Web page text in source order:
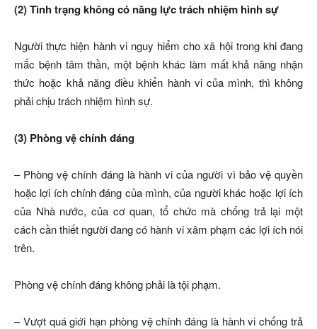
(2) Tình trạng không có năng lực trách nhiệm hình sự
Người thực hiện hành vi nguy hiểm cho xã hội trong khi đang
mắc bệnh tâm thần, một bệnh khác làm mất khả năng nhận
thức hoặc khả năng điều khiển hành vi của mình, thì không
phải chịu trách nhiệm hình sự.
(3) Phòng vệ chính đáng
– Phòng vệ chính đáng là hành vi của người vì bảo vệ quyền
hoặc lợi ích chính đáng của mình, của người khác hoặc lợi ích
của Nhà nước, của cơ quan, tổ chức mà chống trả lại một
cách cần thiết người đang có hành vi xâm phạm các lợi ích nói
trên.
Phòng vệ chính đáng không phải là tội phạm.
– Vượt quá giới hạn phòng vệ chính đáng là hành vi chống trả